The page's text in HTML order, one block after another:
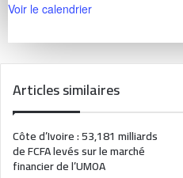
Voir le calendrier
Articles similaires
Côte d’Ivoire : 53,181 milliards
de FCFA levés sur le marché
financier de l’UMOA